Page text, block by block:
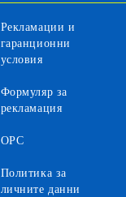
Рекламации и
гаранционни
условия
Формуляр за
рекламация
ОРС
Политика за
личните данни